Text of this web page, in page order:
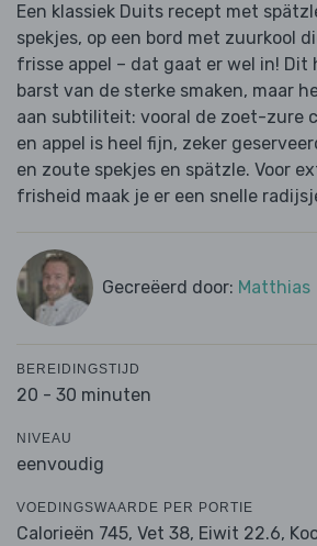
Een klassiek Duits recept met
spekjes, op een bord met zuurkool
frisse appel – dat gaat er wel in!
barst van de sterke smaken, maar
aan subtiliteit: vooral de zoet-zure
en appel is heel fijn, zeker
en zoute spekjes en spätzle. Voor
frisheid maak je er een snelle
Gecreëerd door: Matthias
BEREIDINGSTIJD
20 - 30 minuten
NIVEAU
eenvoudig
VOEDINGSWAARDE PER PORTIE
Calorieën 745, Vet 38, Eiwit 22.6,